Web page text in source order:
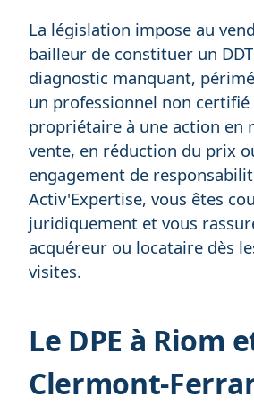
La législation impose au
bailleur de constituer un
diagnostic manquant,
un professionnel non certifié
propriétaire à une action en
vente, en réduction du prix
engagement de
Activ'Expertise, vous êtes
juridiquement et vous
acquéreur ou locataire dès
visites.
Le DPE à Riom
Clermont-